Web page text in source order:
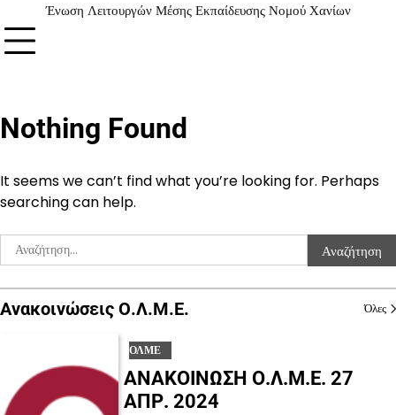
Ένωση Λειτουργών Μέσης Εκπαίδευσης Νομού Χανίων
Nothing Found
It seems we can’t find what you’re looking for. Perhaps
searching can help.
Αναζήτηση
για:
Ανακοινώσεις Ο.Λ.Μ.Ε. Όλες
ΟΛΜΕ
ΑΝΑΚΟΙΝΩΣΗ Ο.Λ.Μ.Ε. 27
ΑΠΡ. 2024